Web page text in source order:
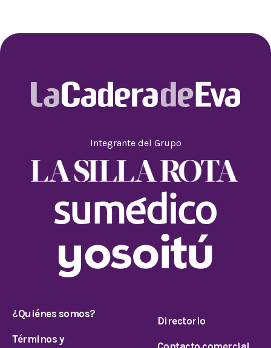
Integrante del Grupo
¿Quiénes somos?
Términos y
Directorio